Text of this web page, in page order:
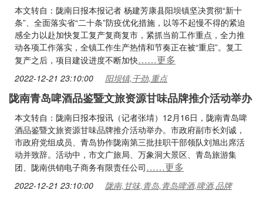
本文转自：陇南日报本报记者 杨建芳康县阳坝镇坚决贯彻“新十
条”、全面落实省“二十条”防疫优化措施，以等不起慢不得的紧迫
感全力以赴加快复工复产复商复市，紧抓当前工作重点，全力推
动各项工作落实，全镇工作生产热情和节奏正在被“重启”。复工
复产之后，项目建设进度不断加快……更多
2022-12-21 23:10:00 阳坝镇,干劲,重点
陇南青岛啤酒品鉴暨文旅资源甘味品牌推介活动举办
本文转自：陇南日报本报讯（记者张埥）12月16日，陇南青岛啤
酒品鉴暨文旅资源甘味品牌推介活动举办。市政府副市长刘诚，
市政府党组成员、青岛协作陇南第三批挂职干部领队刘旭出席活
动并致辞。活动中，市文广旅局、万象洞大景区、青岛旅游集
团、陇南供销电子商务有限责任公司……更多
2022-12-21 23:10:00 陇南,甘味,青岛,青岛啤酒,啤酒,品牌